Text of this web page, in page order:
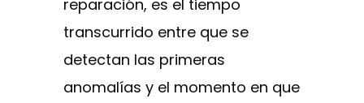
reparación, es el tiempo
transcurrido entre que se
detectan las primeras
anomalías y el momento en que